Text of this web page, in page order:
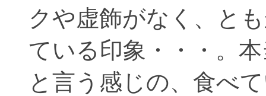
クや虚飾がなく、と
ている印象・・・。
と言う感じの、食べ